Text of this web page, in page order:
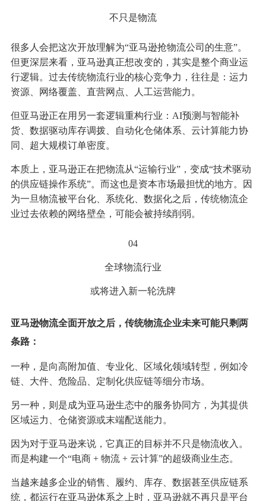
不只是物流
很多人会把这次开放理解为“亚马逊抢物流公司的生意”。
但更深层来看，亚马逊真正想改变的，其实是整个商业运
行逻辑。过去传统物流行业的核心竞争力，往往是：运力
资源、网络覆盖、直营网点、人工运营能力。
但亚马逊正在用另一套逻辑重构行业：AI预测与智能补
货、数据驱动库存调拨、自动化仓储体系、云计算能力协
同、超大规模订单密度。
本质上，亚马逊正在把物流从“运输行业”，变成“技术驱动
的供应链操作系统”。而这也是资本市场最担忧的地方。因
为一旦物流被平台化、系统化、数据化之后，传统物流企
业过去依赖的网络壁垒，可能会被持续削弱。
04
全球物流行业
或将进入新一轮洗牌
亚马逊物流全面开放之后，传统物流企业未来可能只剩两
条路：
一种，是向高附加值、专业化、区域化领域转型，例如冷
链、大件、危险品、定制化供应链等细分市场。
另一种，则是成为亚马逊生态中的服务协同方，为其提供
区域运力、仓储资源或末端配送能力。
因为对于亚马逊来说，它真正的目标并不只是物流收入。
而是构建一个“电商 + 物流 + 云计算”的超级商业生态。
当越来越多企业的销售、履约、库存、数据甚至供应链系
统，都运行在亚马逊体系之上时，亚马逊就不再只是平台